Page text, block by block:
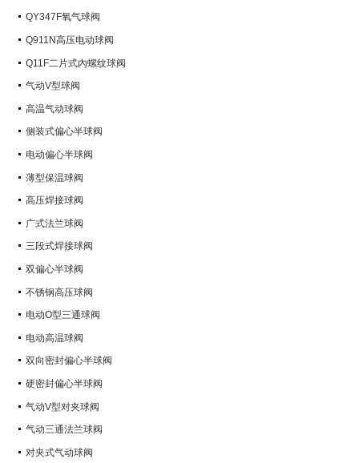
QY347F氧气球阀
Q911N高压电动球阀
Q11F二片式內螺纹球阀
气动V型球阀
高温气动球阀
侧装式偏心半球阀
电动偏心半球阀
薄型保温球阀
高压焊接球阀
广式法兰球阀
三段式焊接球阀
双偏心半球阀
不锈钢高压球阀
电动O型三通球阀
电动高温球阀
双向密封偏心半球阀
硬密封偏心半球阀
气动V型对夹球阀
气动三通法兰球阀
对夹式气动球阀